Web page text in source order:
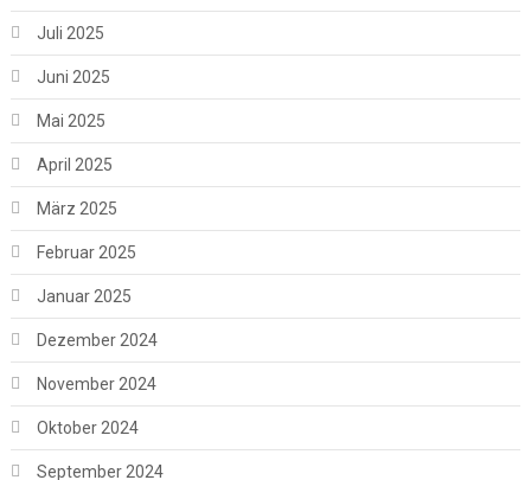
Juli 2025
Juni 2025
Mai 2025
April 2025
März 2025
Februar 2025
Januar 2025
Dezember 2024
November 2024
Oktober 2024
September 2024